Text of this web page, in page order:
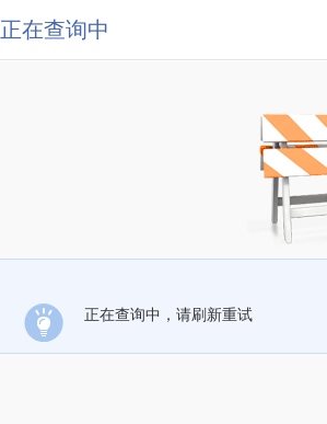
正在查询中
正在查询中，请刷新重试